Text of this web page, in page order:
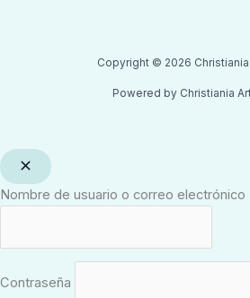
Copyright © 2026 Christiania
Powered by Christiania
Nombre de usuario o correo electrónico
Contraseña